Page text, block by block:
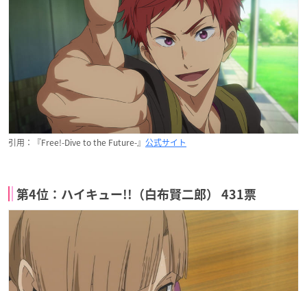
引用：『Free!-Dive to the Future-』 公式サイト
第4位：ハイキュー!!（白布賢二郎） 431票